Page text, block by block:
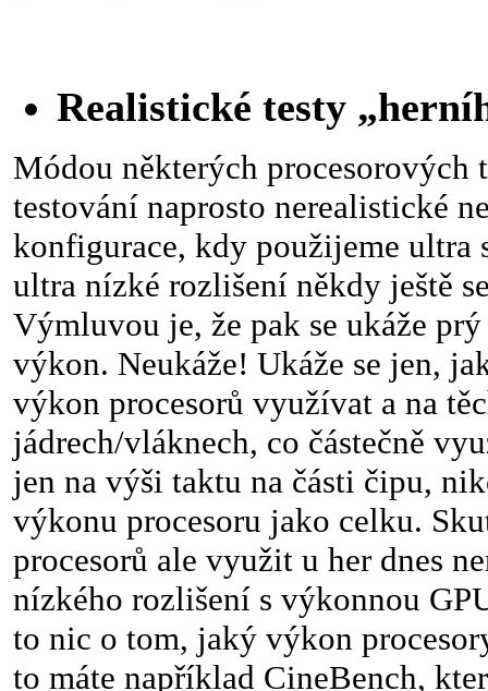
Realistické testy
Módou některých procesorových
testování naprosto nerealistické
konfigurace, kdy použijeme ultra
ultra nízké rozlišení někdy ještě
Výmluvou je, že pak se ukáže
výkon. Neukáže! Ukáže se jen,
výkon procesorů využívat a na
jádrech/vláknech, co částečně
jen na výši taktu na části čipu,
výkonu procesoru jako celku.
procesorů ale využit u her dnes
nízkého rozlišení s výkonnou
to nic o tom, jaký výkon
to máte například CineBench,